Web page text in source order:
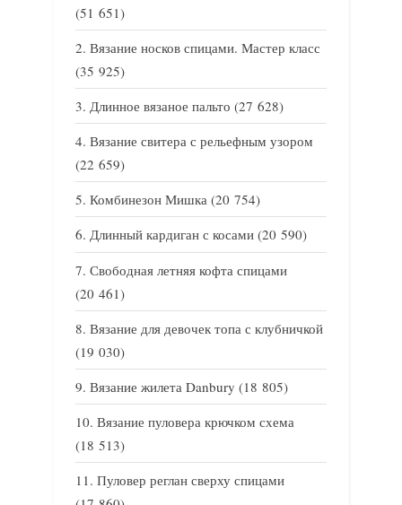
(51 651)
Вязание носков спицами. Мастер класс
(35 925)
Длинное вязаное пальто (27 628)
Вязание свитера с рельефным узором
(22 659)
Комбинезон Мишка (20 754)
Длинный кардиган с косами (20 590)
Свободная летняя кофта спицами
(20 461)
Вязание для девочек топа с клубничкой
(19 030)
Вязание жилета Danbury (18 805)
Вязание пуловера крючком схема
(18 513)
Пуловер реглан сверху спицами